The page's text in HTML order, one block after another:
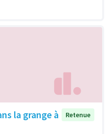
la grange à
Retenue